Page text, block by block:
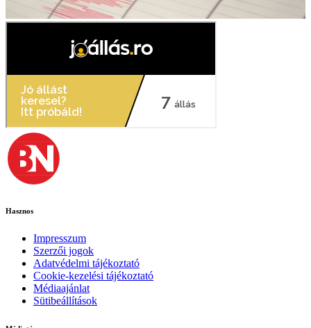
Hasznos
Impresszum
Szerzői jogok
Adatvédelmi tájékoztató
Cookie-kezelési tájékoztató
Médiaajánlat
Sütibeállítások